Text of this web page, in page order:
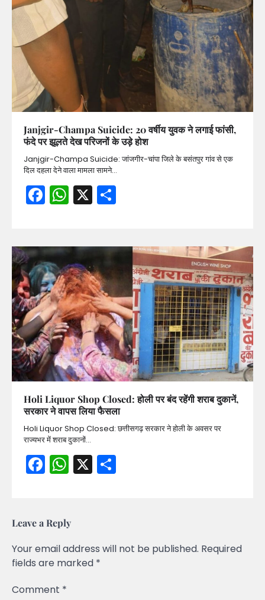
Janjgir-Champa Suicide: 20 वर्षीय युवक ने लगाई फांसी,
फंदे पर झूलते देख परिजनों के उड़े होश
Janjgir-Champa Suicide: जांजगीर-चांपा जिले के बसंतपुर गांव से एक
दिल दहला देने वाला मामला सामने…
Facebook
WhatsApp
X
Holi Liquor Shop Closed: होली पर बंद रहेंगी शराब दुकानें,
सरकार ने वापस लिया फैसला
Holi Liquor Shop Closed: छत्तीसगढ़ सरकार ने होली के अवसर पर
राज्यभर में शराब दुकानों…
Facebook
WhatsApp
X
Leave a Reply
Your email address will not be published. Required
fields are marked *
Comment *